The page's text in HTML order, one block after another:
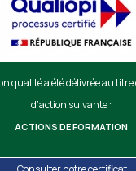
qualité a été délivrée au titre
d’action suivante :
ACTIONS DE FORMATION